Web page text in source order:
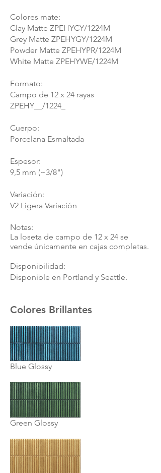
Colores mate:
Clay Matte ZPEHYCY/1224M
Grey Matte ZPEHYGY/1224M
Powder Matte ZPEHYPR/1224M
White Matte ZPEHYWE/1224M​
Formato:
Campo de 12 x 24 rayas
ZPEHY__/1224_
Cuerpo:
Porcelana Esmaltada
Espesor:
9,5 mm (~3/8")
Variación:
V2 Ligera Variación
Notas:
La loseta de campo de 12 x 24 se
vende únicamente en cajas completas.
Disponibilidad:
Disponible en Portland y Seattle.
Colores Brillantes
Blue Glossy
Green Glossy